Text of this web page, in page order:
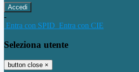
-
Entra con SPID Entra con CIE
Seleziona utente
button close ×